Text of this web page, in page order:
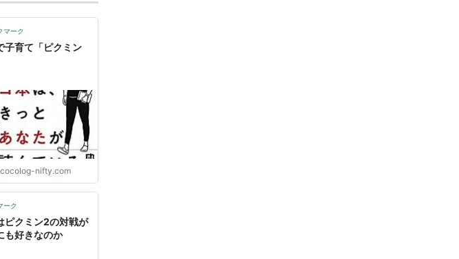
マーク
子育て「ピクミン
nifty.com
ーク
ピクミン2の対戦が
も好きなのか